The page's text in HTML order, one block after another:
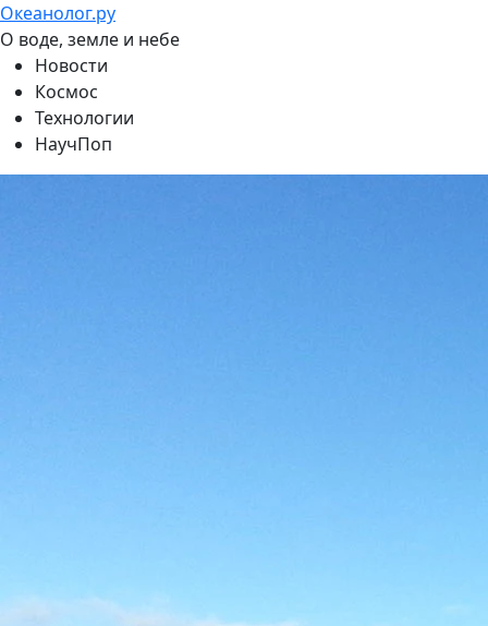
Океанолог.ру
О воде, земле и небе
Новости
Космос
Технологии
НаучПоп